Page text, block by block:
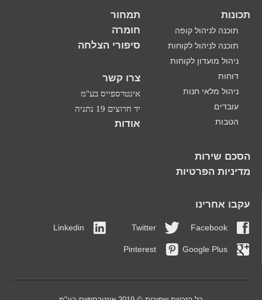
תכונות
תוכנה לניהול קופה
תוכנה לניהול לקוחות
ניהול מועדון לקוחות
דוחות
ניהול מלאי חנות
עובדים
הטבות
תמחור
חומרה
סיפורי הצלחה
צרו קשר
אינטרספייס בע"מ
יד חרוצים 19 נתניה
אודות
הסכם שירות
מדיניות הפרטיות
עקבו אחרינו
Facebook
Twitter
Linkedin
Google Plus
Pinterest